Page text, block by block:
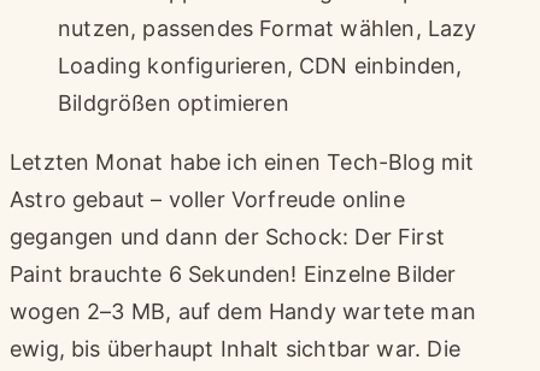
nutzen, passendes Format wählen, Lazy
Loading konfigurieren, CDN einbinden,
Bildgrößen optimieren
Letzten Monat habe ich einen Tech-Blog mit
Astro gebaut – voller Vorfreude online
gegangen und dann der Schock: Der First
Paint brauchte 6 Sekunden! Einzelne Bilder
wogen 2–3 MB, auf dem Handy wartete man
ewig, bis überhaupt Inhalt sichtbar war. Die